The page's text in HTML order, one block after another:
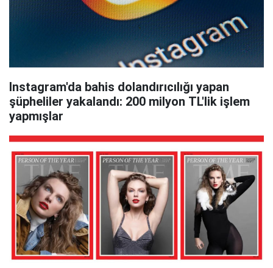
Instagram'da bahis dolandırıcılığı yapan
şüpheliler yakalandı: 200 milyon TL'lik işlem
yapmışlar